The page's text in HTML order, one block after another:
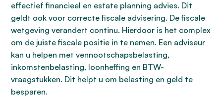
effectief financieel en estate planning advies. Dit
geldt ook voor correcte fiscale advisering. De fiscale
wetgeving verandert continu. Hierdoor is het complex
om de juiste fiscale positie in te nemen. Een adviseur
kan u helpen met vennootschapsbelasting,
inkomstenbelasting, loonheffing en BTW-
vraagstukken. Dit helpt u om belasting en geld te
besparen.